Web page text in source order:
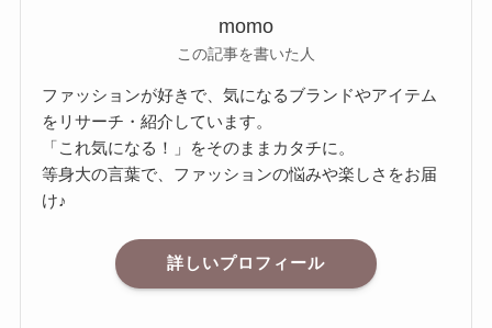
momo
この記事を書いた人
ファッションが好きで、気になるブランドやアイテム
をリサーチ・紹介しています。
「これ気になる！」をそのままカタチに。
等身大の言葉で、ファッションの悩みや楽しさをお届
け♪
詳しいプロフィール